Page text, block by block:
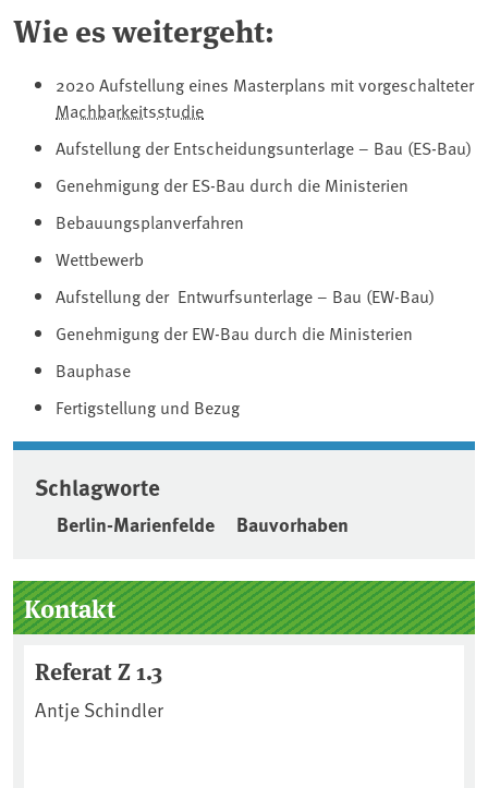
Wie es weitergeht:
2020 Aufstellung eines Masterplans mit vorgeschalteter
Machbarkeitsstudie
Aufstellung der Entscheidungsunterlage – Bau (ES-Bau)
Genehmigung der ES-Bau durch die Ministerien
Bebauungsplanverfahren
Wettbewerb
Aufstellung der Entwurfsunterlage – Bau (EW-Bau)
Genehmigung der EW-Bau durch die Ministerien
Bauphase
Fertigstellung und Bezug
Schlagworte
Berlin-Marienfelde Bauvorhaben
Seitenleiste
Kontakt
Referat Z 1.3
Antje Schindler